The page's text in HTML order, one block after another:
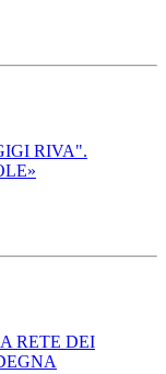
RIVA".
RETE DEI